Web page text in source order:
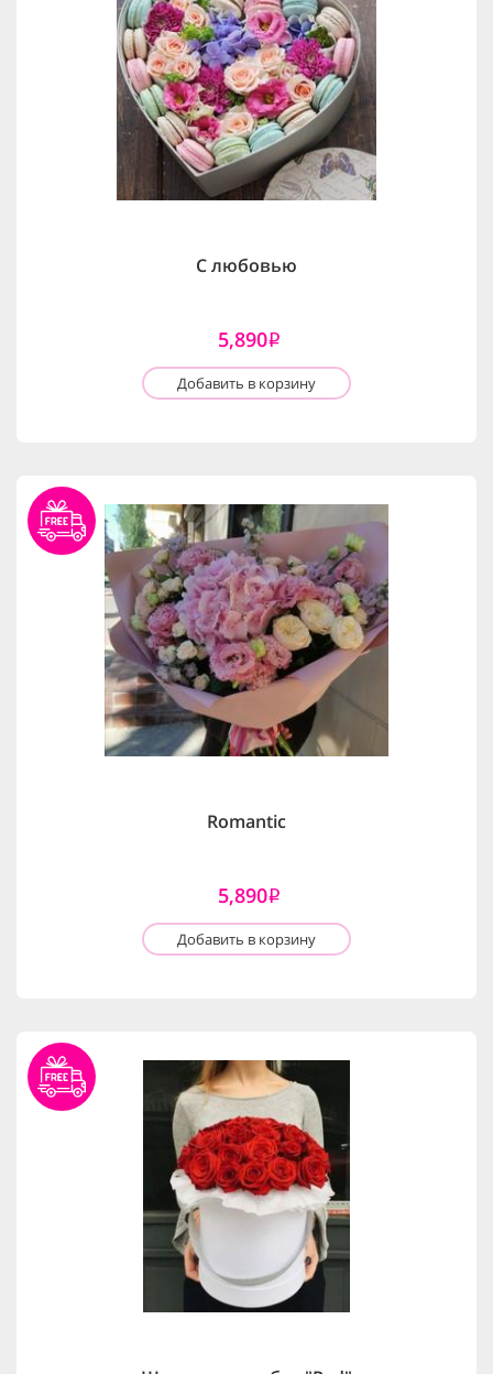
С любовью
5,890i
Добавить в корзину
Romantic
5,890i
Добавить в корзину